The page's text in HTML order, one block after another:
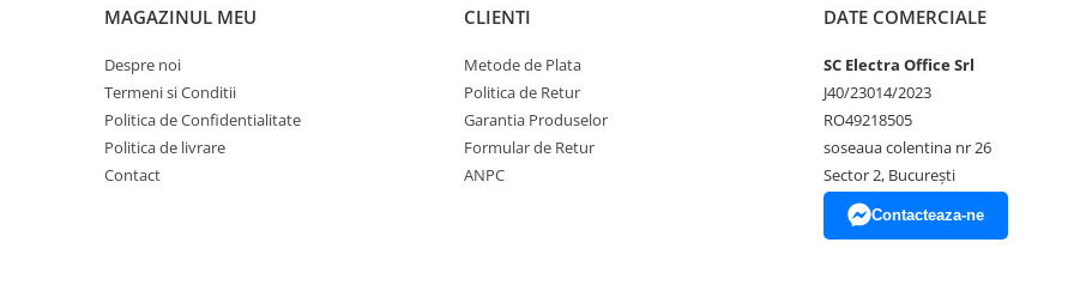
MAGAZINUL MEU
Despre noi
Termeni si Conditii
Politica de Confidentialitate
Politica de livrare
Contact
CLIENTI
Metode de Plata
Politica de Retur
Garantia Produselor
Formular de Retur
ANPC
DATE COMERCIALE
SC Electra Office Srl
J40/23014/2023
RO49218505
soseaua colentina nr 26
Sector 2, București
Contacteaza-ne